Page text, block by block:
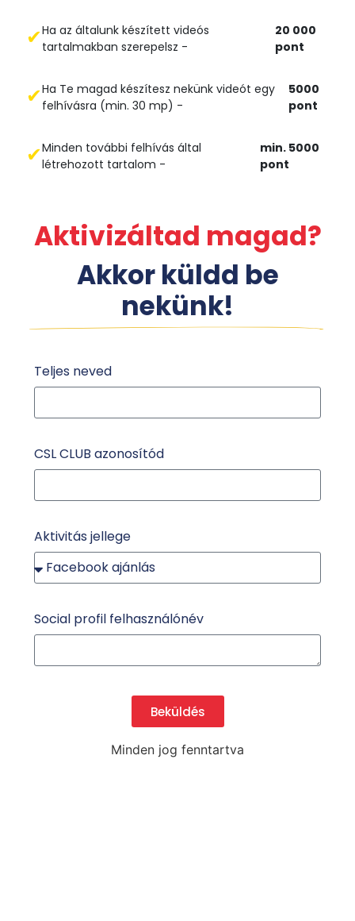
✔Ha az általunk készített videós
tartalmakban szerepelsz -
20 000
pont
✔Ha Te magad készítesz nekünk videót egy
felhívásra (min. 30 mp) -
5000
pont
✔Minden további felhívás által
létrehozott tartalom -
min. 5000
pont
Aktivizáltad magad?
Akkor küldd be
nekünk!